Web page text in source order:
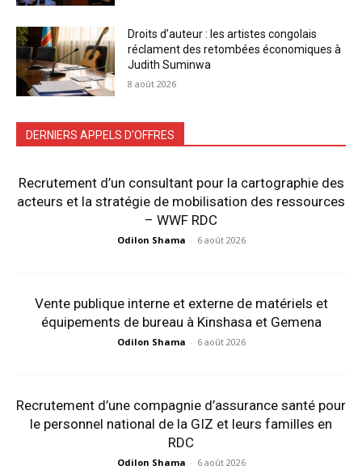
Droits d’auteur : les artistes congolais
réclament des retombées économiques à
Judith Suminwa
8 août 2026
DERNIERS APPELS D'OFFRES
Recrutement d’un consultant pour la cartographie des
acteurs et la stratégie de mobilisation des ressources
– WWF RDC
Odilon Shama - 6 août 2026
Vente publique interne et externe de matériels et
équipements de bureau à Kinshasa et Gemena
Odilon Shama - 6 août 2026
Recrutement d’une compagnie d’assurance santé pour
le personnel national de la GIZ et leurs familles en
RDC
Odilon Shama - 6 août 2026